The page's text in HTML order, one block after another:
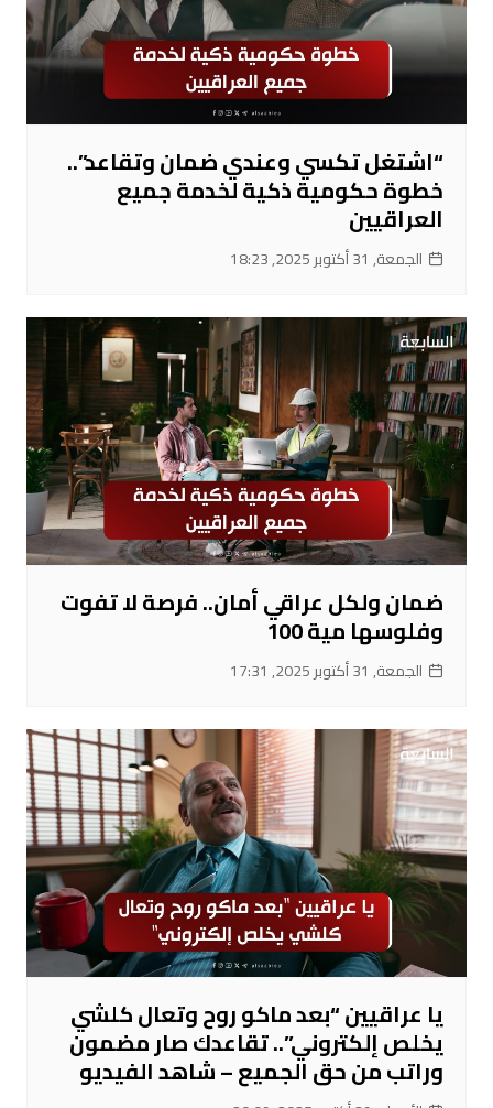
“اشتغل تكسي وعندي ضمان وتقاعد”..
خطوة حكومية ذكية لخدمة جميع
العراقيين
الجمعة, 31 أكتوبر 2025, 18:23
ضمان ولكل عراقي أمان.. فرصة لا تفوت
وفلوسها مية 100
الجمعة, 31 أكتوبر 2025, 17:31
يا عراقيين “بعد ماكو روح وتعال كلشي
يخلص إلكتروني”.. تقاعدك صار مضمون
وراتب من حق الجميع – شاهد الفيديو